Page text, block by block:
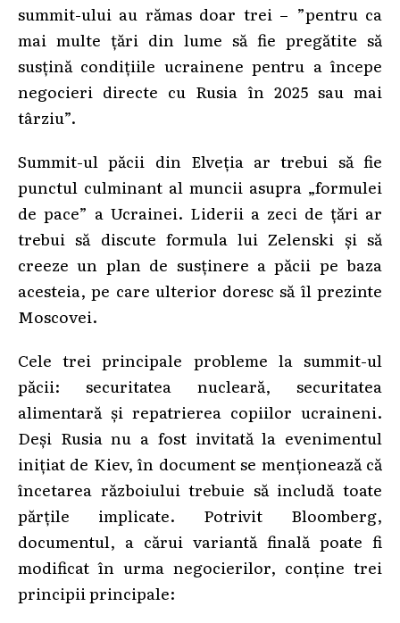
summit-ului au rămas doar trei – ”pentru ca
mai multe țări din lume să fie pregătite să
susțină condițiile ucrainene pentru a începe
negocieri directe cu Rusia în 2025 sau mai
târziu”.
Summit-ul păcii din Elveția ar trebui să fie
punctul culminant al muncii asupra „formulei
de pace” a Ucrainei. Liderii a zeci de țări ar
trebui să discute formula lui Zelenski și să
creeze un plan de susținere a păcii pe baza
acesteia, pe care ulterior doresc să îl prezinte
Moscovei.
Cele trei principale probleme la summit-ul
păcii: securitatea nucleară, securitatea
alimentară și repatrierea copiilor ucraineni.
Deși Rusia nu a fost invitată la evenimentul
inițiat de Kiev, în document se menționează că
încetarea războiului trebuie să includă toate
părțile implicate. Potrivit Bloomberg,
documentul, a cărui variantă finală poate fi
modificat în urma negocierilor, conține trei
principii principale: